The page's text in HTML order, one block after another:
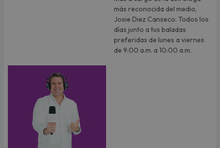
más reconocida del medio,
Josie Diez Canseco. Todos los
días junto a tus baladas
preferidas de lunes a viernes
de 9:00 a.m. a 10:00 a.m.